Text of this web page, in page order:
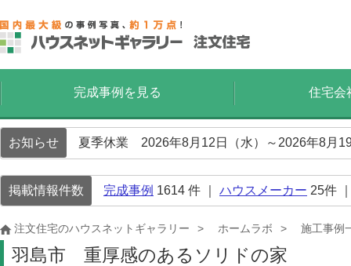
完成事例を見る 住宅会
お知らせ 夏季休業 2026年8月12日（水）～2026年8月
掲載情報件数 完成事例 1614 件 ｜ ハウスメーカー 25件
注文住宅のハウスネットギャラリー ホームラボ 施工事例
羽島市 重厚感のあるソリドの家